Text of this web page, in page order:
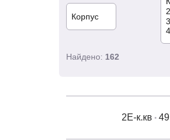
Найдено: 162
2Е-к.кв